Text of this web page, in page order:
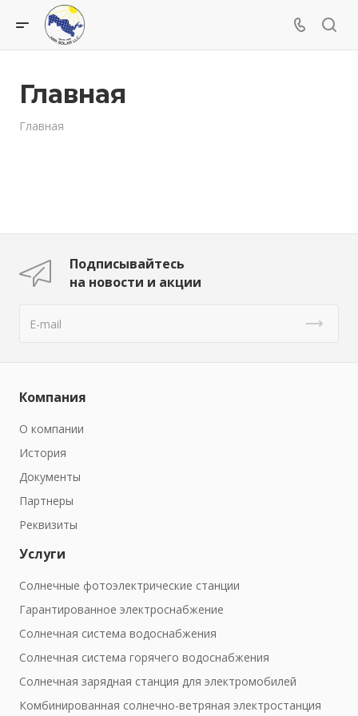
Главная
Главная
Подписывайтесь
на новости и акции
Компания
О компании
История
Документы
Партнеры
Реквизиты
Услуги
Солнечные фотоэлектрические станции
Гарантированное электроснабжение
Солнечная система водоснабжения
Солнечная система горячего водоснабжения
Солнечная зарядная станция для электромобилей
Комбинированная солнечно-ветряная электростанция